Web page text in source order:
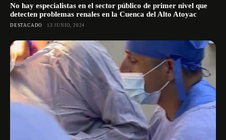
No hay especialistas en el sector público de primer nivel que
detecten problemas renales en la Cuenca del Alto Atoyac
DESTACADO 13 JUNIO, 2024